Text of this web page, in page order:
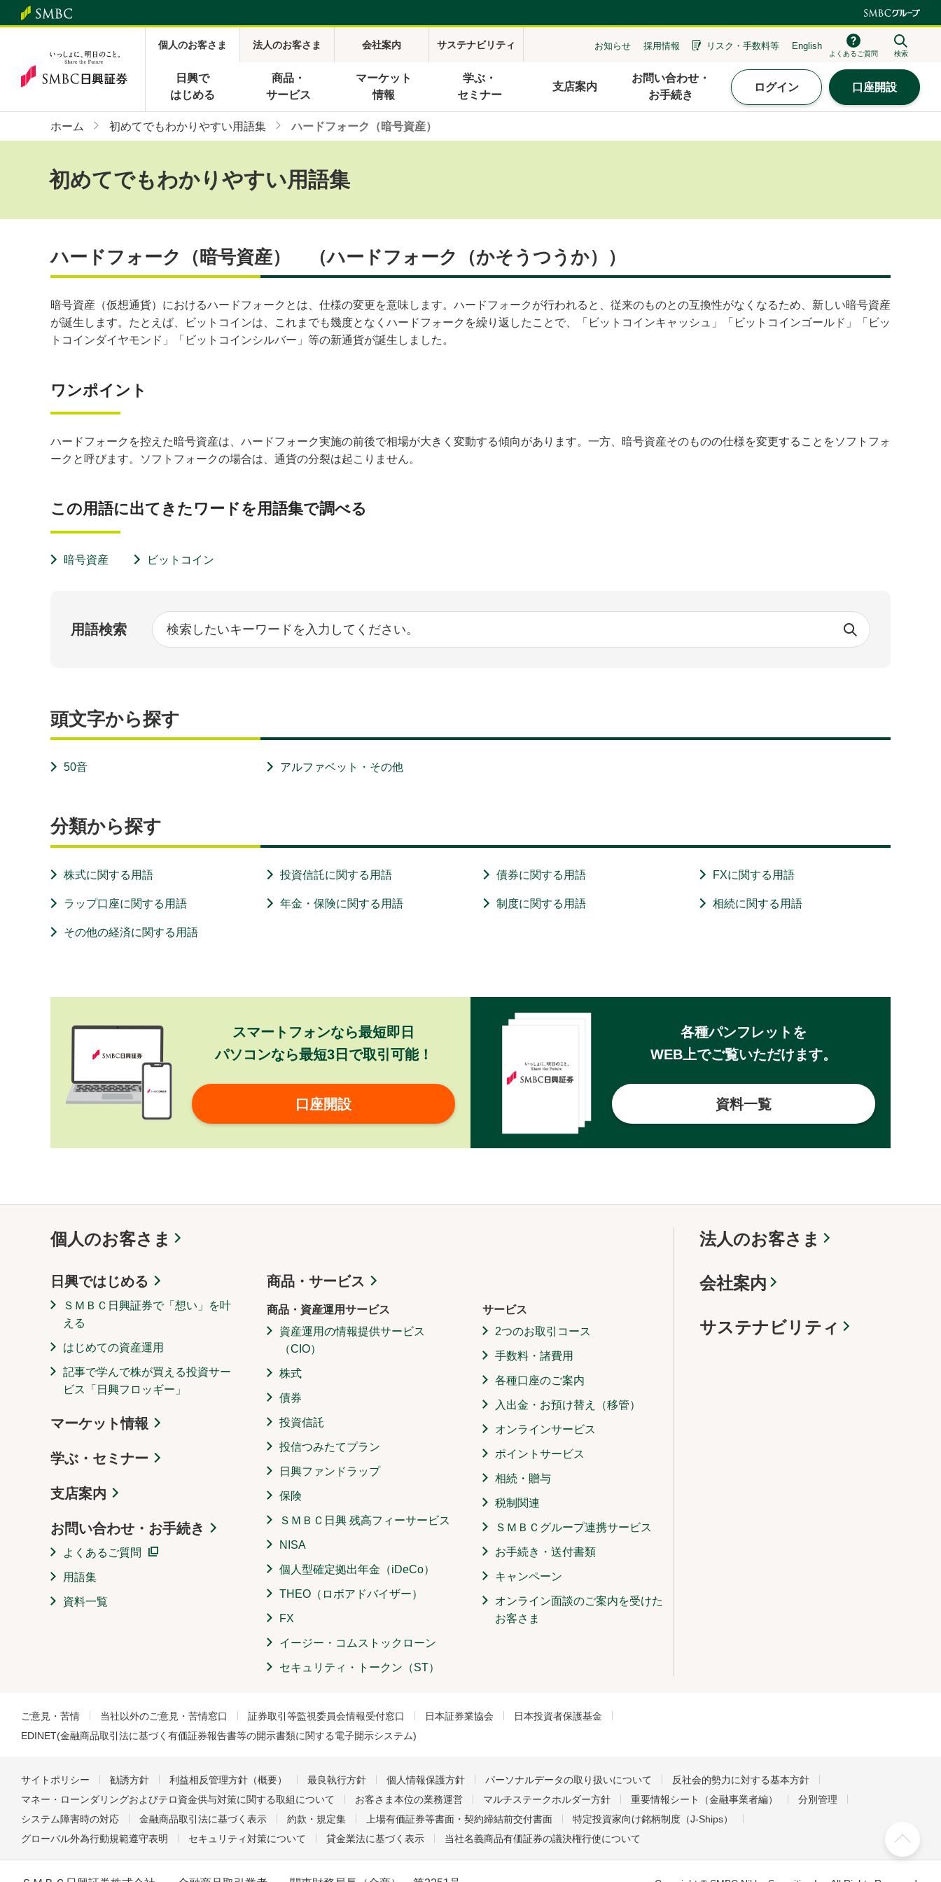
個人のお客さま 法人のお客さま 会社案内 サステナビリティ お知らせ 採用情報 リスク・ 手数料等 English
よくあるご質問 検索
日興で
はじめる
商品・
サービス
マーケット
情報
学ぶ・
セミナー
支店案内
お問い合わせ・
お手続き
ログイン 口座開設
ホーム 初めてでもわかりやすい用語集 ハードフォーク（暗号資産）
初めてでもわかりやすい用語集
ハードフォーク（暗号資産） （ハードフォーク（かそうつうか））
暗号資産（仮想通貨）におけるハードフォークとは、仕様の変更を意味します。ハードフォークが行われると、従来のものとの互換性がなくなるため、新しい暗号資産
が誕生します。たとえば、ビットコインは、これまでも幾度となくハードフォークを繰り返したことで、「ビットコインキャッシュ」「ビットコインゴールド」「ビッ
トコインダイヤモンド」「ビットコインシルバー」等の新通貨が誕生しました。
ワンポイント
ハードフォークを控えた暗号資産は、ハードフォーク実施の前後で相場が大きく変動する傾向があります。一方、暗号資産そのものの仕様を変更することをソフトフォ
ークと呼びます。ソフトフォークの場合は、通貨の分裂は起こりません。
この用語に出てきたワードを用語集で調べる
暗号資産 ビットコイン
用語検索
頭文字から探す
50音 アルファベット・その他
分類から探す
株式に関する用語 投資信託に関する用語 債券に関する用語 FXに関する用語
ラップ口座に関する用語 年金・保険に関する用語 制度に関する用語 相続に関する用語
その他の経済に関する用語
スマートフォンなら最短即日
パソコンなら最短3日で取引可能！
口座開設
各種パンフレットを
WEB上でご覧いただけます。
資料一覧
個人のお客さま
日興ではじめる
ＳＭＢＣ日興証券で「想い」を叶
える
はじめての資産運用
記事で学んで株が買える投資サー
ビス「日興フロッギー」
マーケット情報
学ぶ・セミナー
支店案内
お問い合わせ・お手続き
よくあるご質問
用語集
資料一覧
商品・サービス
商品・資産運用サービス
資産運用の情報提供サービス
（CIO）
株式
債券
投資信託
投信つみたてプラン
日興ファンドラップ
保険
ＳＭＢＣ日興 残高フィーサービス
NISA
個人型確定拠出年金（iDeCo）
THEO（ロボアドバイザー）
FX
イージー・コムストックローン
セキュリティ・トークン（ST）
サービス
2つのお取引コース
手数料・諸費用
各種口座のご案内
入出金・お預け替え（移管）
オンラインサービス
ポイントサービス
相続・贈与
税制関連
ＳＭＢＣグループ連携サービス
お手続き・送付書類
キャンペーン
オンライン面談のご案内を受けた
お客さま
法人のお客さま
会社案内
サステナビリティ
ご意見・苦情 当社以外のご意見・苦情窓口 証券取引等監視委員会情報受付窓口 日本証券業協会
日本投資者保護基金
EDINET(金融商品取引法に基づく有価証券報告書等の開示書類に関する電子開示システム)
サイトポリシー 勧誘方針 利益相反管理方針（概要） 最良執行方針 個人情報保護方針 パーソナルデータの取り扱いについて
反社会的勢力に対する基本方針
マネー・ローンダリングおよびテロ資金供与対策に関する取組について
お客さま本位の業務運営 マルチステークホルダー方針 重要情報シート（金融事業者編）
分別管理
システム障害時の対応
金融商品取引法に基づく表示 約款・規定集 上場有価証券等書面・契約締結前交付書面
特定投資家向け銘柄制度（J-Ships）
グローバル外為行動規範遵守表明
セキュリティ対策について 貸金業法に基づく表示 当社名義商品有価証券の議決権行使について